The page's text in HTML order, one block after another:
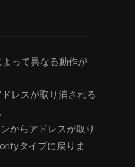
って異なる動作が
レスが取り消される
からアドレスが取り
タイプに戻りま